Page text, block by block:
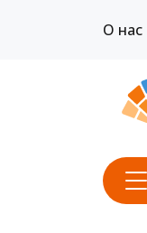
О нас